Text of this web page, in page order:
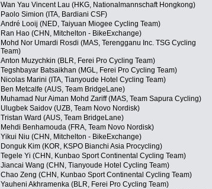
Wan Yau Vincent Lau (HKG, Nationalmannschaft Hongkong)
Paolo Simion (ITA, Bardiani CSF)
André Looij (NED, Taiyuan Miogee Cycling Team)
Ran Hao (CHN, Mitchelton - BikeExchange)
Mohd Nor Umardi Rosdi (MAS, Terengganu Inc. TSG Cycling
Team)
Anton Muzychkin (BLR, Ferei Pro Cycling Team)
Tegshbayar Batsaikhan (MGL, Ferei Pro Cycling Team)
Nicolas Marini (ITA, Tianyoude Hotel Cycling Team)
Ben Metcalfe (AUS, Team BridgeLane)
Muhamad Nur Aiman Mohd Zariff (MAS, Team Sapura Cycling)
Ulugbek Saidov (UZB, Team Novo Nordisk)
Tristan Ward (AUS, Team BridgeLane)
Mehdi Benhamouda (FRA, Team Novo Nordisk)
Yikui Niu (CHN, Mitchelton - BikeExchange)
Donguk Kim (KOR, KSPO Bianchi Asia Procycling)
Tegele Yi (CHN, Kunbao Sport Continental Cycling Team)
Jiancai Wang (CHN, Tianyoude Hotel Cycling Team)
Chao Zeng (CHN, Kunbao Sport Continental Cycling Team)
Yauheni Akhramenka (BLR, Ferei Pro Cycling Team)